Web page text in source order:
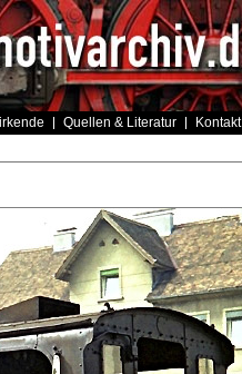
Quellen & Literatur Kontakt